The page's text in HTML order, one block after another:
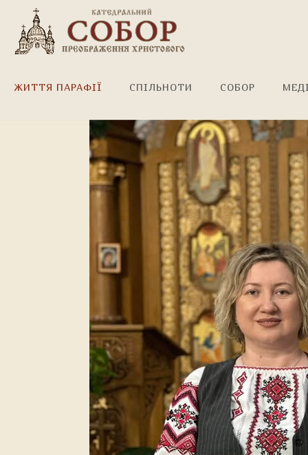
ЖИТТЯ ПАРАФІЇ СПІЛЬНОТИ СОБОР